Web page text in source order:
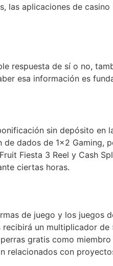
las aplicaciones de
respuesta de sí o no,
esa información es
sin depósito en
de dados de 1×2 Gaming,
Fiesta 3 Reel y Cash
ciertas horas.
de juego y los juegos
un multiplicador de
gratis como
relacionados con